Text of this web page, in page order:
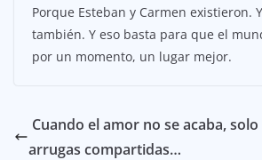
Porque Esteban y Carmen existieron.
también. Y eso basta para que el
por un momento, un lugar mejor.
Cuando el amor no se acaba,
arrugas compartidas…